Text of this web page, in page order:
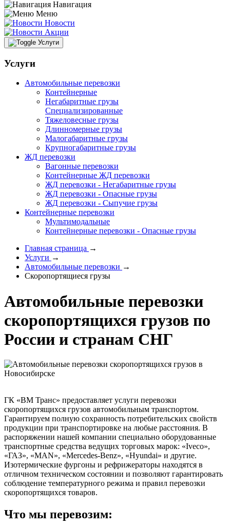
Навигация
Меню
Новости
Акции
Услуги
Услуги
Автомобильные перевозки
Контейнерные
Негабаритные грузы
Специализированные
Тяжеловесные грузы
Длинномерные грузы
Малогабаритные грузы
Крупногабаритные грузы
ЖД перевозки
Вагонные перевозки
Контейнерные ЖД перевозки
ЖД перевозки - Негабаритные грузы
ЖД перевозки - Опасные грузы
ЖД перевозки - Сыпучие грузы
Контейнерные перевозки
Мультимодальные
Контейнерные перевозки - Опасные грузы
Главная страница →
Услуги →
Автомобильные перевозки →
Скоропортящиеся грузы
Автомобильные перевозки
скоропортящихся грузов по
России и странам СНГ
ГК «ВМ Транс» предоставляет услуги перевозки
скоропортящихся грузов автомобильным транспортом.
Гарантируем полную сохранность потребительских свойств
продукции при транспортировке на любые расстояния. В
распоряжении нашей компании специально оборудованные
транспортные средства ведущих торговых марок: «Iveco»,
«ГАЗ», «MAN», «Mercedes-Benz», «Hyundai» и другие.
Изотермические фургоны и рефрижераторы находятся в
отличном техническом состоянии и позволяют гарантировать
соблюдение температурного режима и правил перевозки
скоропортящихся товаров.
Что мы перевозим: